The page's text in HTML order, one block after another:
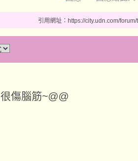
引用網址：https://city.udn.com/
很傷腦筋~@@